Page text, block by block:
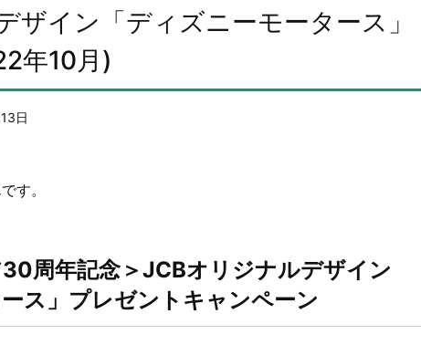
ザイン「ディズニーモータース」
年10月)
日
す。
周年記念＞JCBオリジナルデザイン
ース」プレゼントキャンペーン